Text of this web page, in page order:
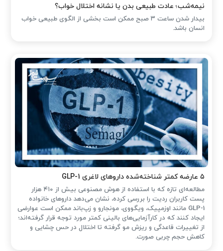
نیمه‌شب؛ عادت طبیعی بدن یا نشانه اختلال خواب؟
بیدار شدن ساعت ۳ صبح ممکن است بخشی از الگوی طبیعی خواب
انسان باشد.
۵ عارضه کمتر شناخته‌شده داروهای لاغری GLP-1
مطالعه‌ای تازه که با استفاده از هوش مصنوعی بیش از ۴۱۰ هزار
پست کاربران ردیت را بررسی کرده، نشان می‌دهد داروهای خانواده
GLP-1 مانند اوزمپیک، ویگووی، مونجارو و زپ‌باند ممکن است عوارضی
ایجاد کنند که در کارآزمایی‌های بالینی کمتر مورد توجه قرار گرفته‌اند؛
از تغییرات قاعدگی و ریزش مو گرفته تا اختلال در حس چشایی و
کاهش حجم چربی صورت.